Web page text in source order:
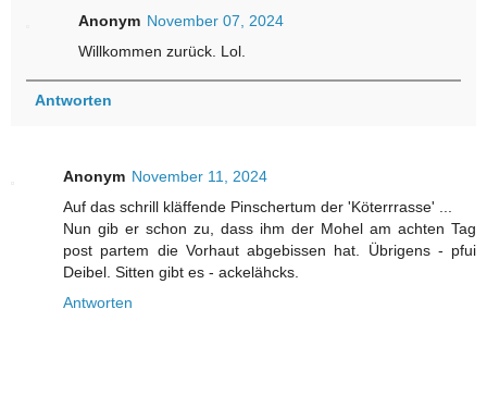
Anonym November 07, 2024
Willkommen zurück. Lol.
Antworten
Anonym November 11, 2024
Auf das schrill kläffende Pinschertum der 'Köterrrasse' ...
Nun gib er schon zu, dass ihm der Mohel am achten Tag
post partem die Vorhaut abgebissen hat. Übrigens - pfui
Deibel. Sitten gibt es - ackelähcks.
Antworten